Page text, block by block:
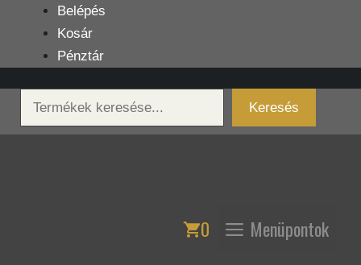
tartalomba
Belépés
Kosár
Pénztár
Keresés
Keresés
0 Menüpontok